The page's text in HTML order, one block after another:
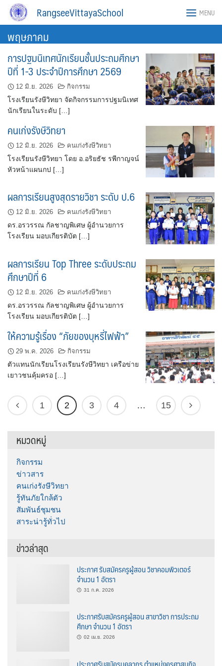
Skip
RangseeVittayaSchool MENU
พฤษภาคม
การปฐมนิเทศนักเรียนชั้นประถมศีกษา
ปีที่ 1-3 ประจำปีการศึกษา 2569
12 มิ.ย. 2026 กิจกรรม
โรงเรียนรังษีวิทยา จัดกิจกรรมการปฐมนิเทศ
นักเรียนในระดับ […]
คนเก่งรังษีวิทยา
12 มิ.ย. 2026 คนเก่งรังษีวิทยา
โรงเรียนรังษีวิทยา โดย อ.อริยธัช รพีกาญจน์
หัวหน้าแผนกป […]
ผลการเรียนสูงสุดรายวิชา ระดับ ป.6
12 มิ.ย. 2026 คนเก่งรังษีวิทยา
ดร.อรวรรณ กัลชาญพิเศษ ผู้อำนวยการ
โรงเรียน มอบเกียรติบัต […]
ผลการเรียน Top Three ระดับประถม
ศึกษาปีที่ 6
12 มิ.ย. 2026 คนเก่งรังษีวิทยา
ดร.อรวรรณ กัลชาญพิเศษ ผู้อำนวยการ
โรงเรียน มอบเกียรติบัต […]
ให้ความรู้เรื่อง “ภัยของบุหรี่ไฟฟ้า”
29 พ.ค. 2026 กิจกรรม
ตัวแทนนักเรียนโรงเรียนรังษีวิทยา เครือข่าย
เยาวชนคุ้มครอ […]
1 2 3 4 … 15
หมวดหมู่
กิจกรรม
ข่าวสาร
คนเก่งรังษีวิทยา
รู้ทันภัยใกล้ตัว
สัมพันธ์ชุมชน
สาระน่ารู้ทั่วไป
ข่าวล่าสุด
ประกาศ รับสมัครครูผู้สอน วิชาคอมพิวเตอร์
จำนวน 1 อัตรา
31 ก.ค. 2026
ประกาศรับสมัครครูผู้สอน สาขาวิชา การประถม
ศึกษา จำนวน 1 อัตรา
02 เม.ย. 2026